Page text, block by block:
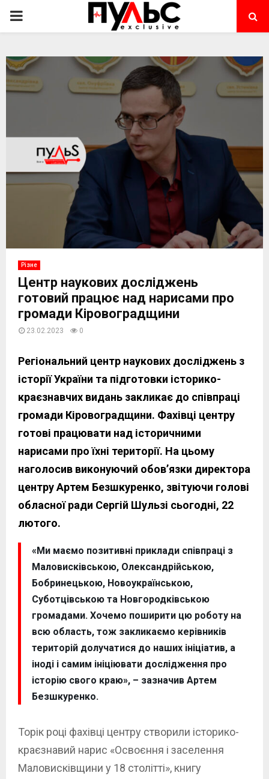
PRIMARY
Різне
Центр наукових досліджень
готовий працює над нарисами про
громади Кіровоградщини
23.02.2023 0
Регіональний центр наукових досліджень з
історії України та підготовки історико-
краєзнавчих видань закликає до співпраці
громади Кіровоградщини. Фахівці центру
готові працювати над історичними
нарисами про їхні території. На цьому
наголосив виконуючий обов’язки директора
центру Артем Безшкуренко, звітуючи голові
обласної ради Сергій Шульзі сьогодні, 22
лютого.
«Ми маємо позитивні приклади співпраці з
Маловисківською, Олександрійською,
Бобринецькою, Новоукраїнською,
Суботцівською та Новгородківською
громадами. Хочемо поширити цю роботу на
всю область, тож закликаємо керівників
територій долучатися до наших ініціатив, а
іноді і самим ініціювати дослідження про
історію свого краю», – зазначив Артем
Безшкуренко.
Торік році фахівці центру створили історико-
краєзнавий нарис «Освоєння і заселення
Маловисківщини у 18 столітті», книгу